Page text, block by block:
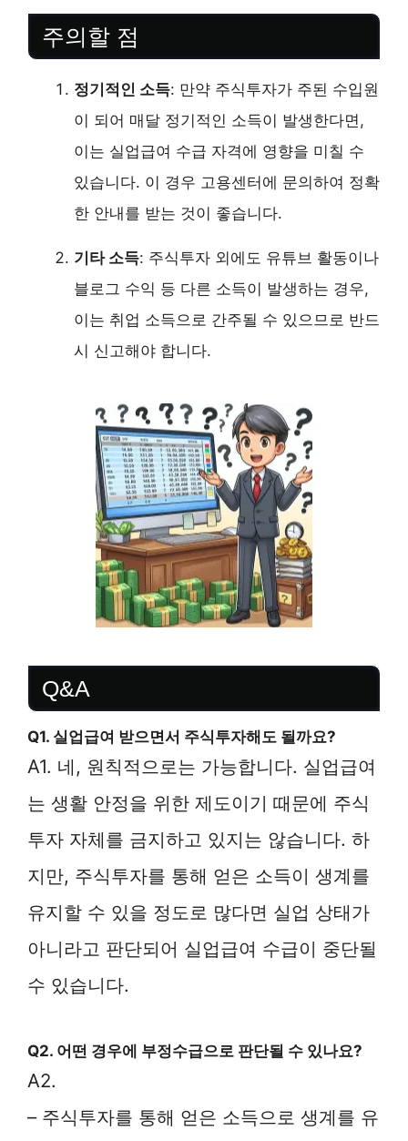
주의할 점
정기적인 소득: 만약 주식투자가 주된 수입원
이 되어 매달 정기적인 소득이 발생한다면,
이는 실업급여 수급 자격에 영향을 미칠 수
있습니다. 이 경우 고용센터에 문의하여 정확
한 안내를 받는 것이 좋습니다.
기타 소득: 주식투자 외에도 유튜브 활동이나
블로그 수익 등 다른 소득이 발생하는 경우,
이는 취업 소득으로 간주될 수 있으므로 반드
시 신고해야 합니다.
Q&A
Q1. 실업급여 받으면서 주식투자해도 될까요?
A1. 네, 원칙적으로는 가능합니다. 실업급여
는 생활 안정을 위한 제도이기 때문에 주식
투자 자체를 금지하고 있지는 않습니다. 하
지만, 주식투자를 통해 얻은 소득이 생계를
유지할 수 있을 정도로 많다면 실업 상태가
아니라고 판단되어 실업급여 수급이 중단될
수 있습니다.
Q2. 어떤 경우에 부정수급으로 판단될 수 있나요?
A2.
– 주식투자를 통해 얻은 소득으로 생계를 유